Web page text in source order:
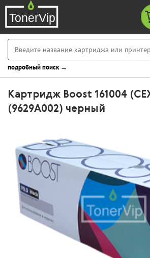
подробный поиск →
Картридж Boost 161004
(9629A002) черный